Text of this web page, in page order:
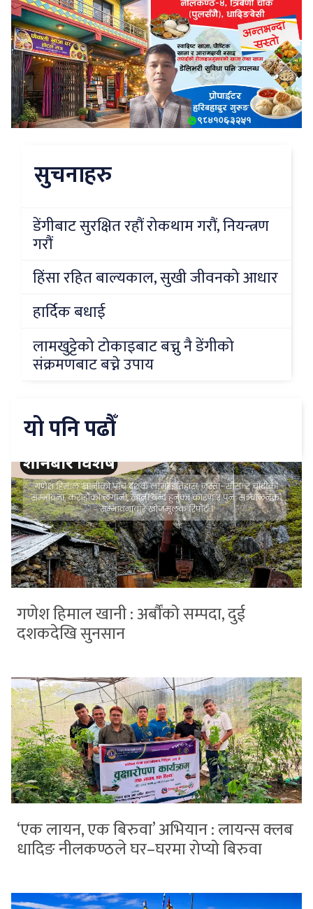
सुचनाहरु
डेंगीबाट सुरक्षित रहौं रोकथाम गरौं, नियन्त्रण
गरौं
हिंसा रहित बाल्यकाल, सुखी जीवनको आधार
हार्दिक बधाई
लामखुट्टेको टोकाइबाट बच्नु नै डेंगीको
संक्रमणबाट बच्ने उपाय
यो पनि पढौँ
गणेश हिमाल खानी : अर्बौंको सम्पदा, दुई
दशकदेखि सुनसान
‘एक लायन, एक बिरुवा’ अभियान : लायन्स क्लब
धादिङ नीलकण्ठले घर–घरमा रोप्यो बिरुवा